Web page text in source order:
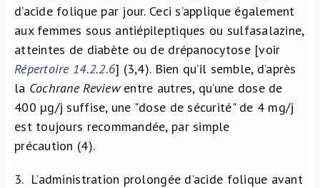
d’acide folique par jour. Ceci s’applique également
aux femmes sous antiépileptiques ou sulfasalazine,
atteintes de diabète ou de drépanocytose [voir
Répertoire 14.2.2.6] (3,4). Bien qu’il semble, d’après
la Cochrane Reviewentre autres, qu’une dose de
400 µg/j suffise, une "dose de sécurité" de 4 mg/j
est toujours recommandée, par simple
précaution (4).
3. L’administration prolongée d’acide folique avant